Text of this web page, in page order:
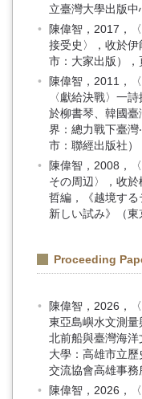
立臺灣大學出版中
陳偉智，2017，
接受史〉，收於
市：大家出版），
陳偉智，2011，
〈獻給決戰〉一
於柳書琴、韓國
界：總力戰下臺灣
市：聯經出版社）
陳偉智，2008，
その周辺〉，收
哲編，《越境す
新しい試み》（東
Proceeding
陳偉智，2026，
東亞島嶼水文測量
北前船與臺灣海
大學：高雄市立
交流協會高雄事務
陳偉智，2026，